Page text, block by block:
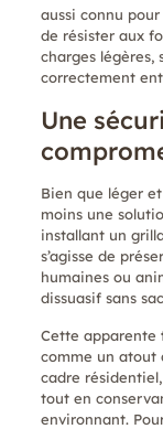
aussi connu
de résister aux
charges légères,
correctement
Une
Bien que léger
moins une
installant un
s’agisse de
humaines ou
dissuasif sans
Cette apparente
comme un atout
cadre
tout en
environnant.